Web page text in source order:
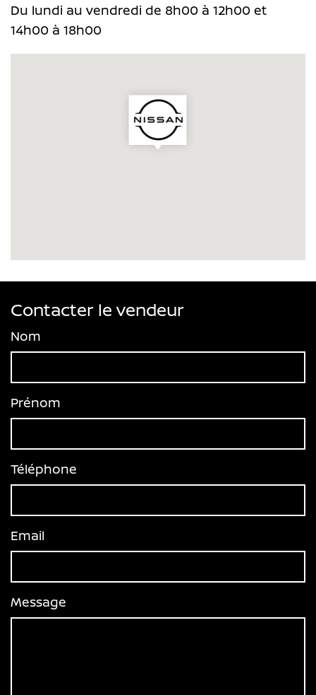
Du lundi au vendredi de 8h00 à 12h00 et
14h00 à 18h00
Contacter le vendeur
Nom
Prénom
Téléphone
Email
Message